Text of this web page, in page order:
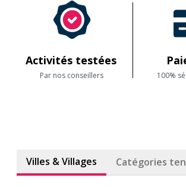
Activités testées
Par nos conseillers 100%
Villes & Villages Catégories